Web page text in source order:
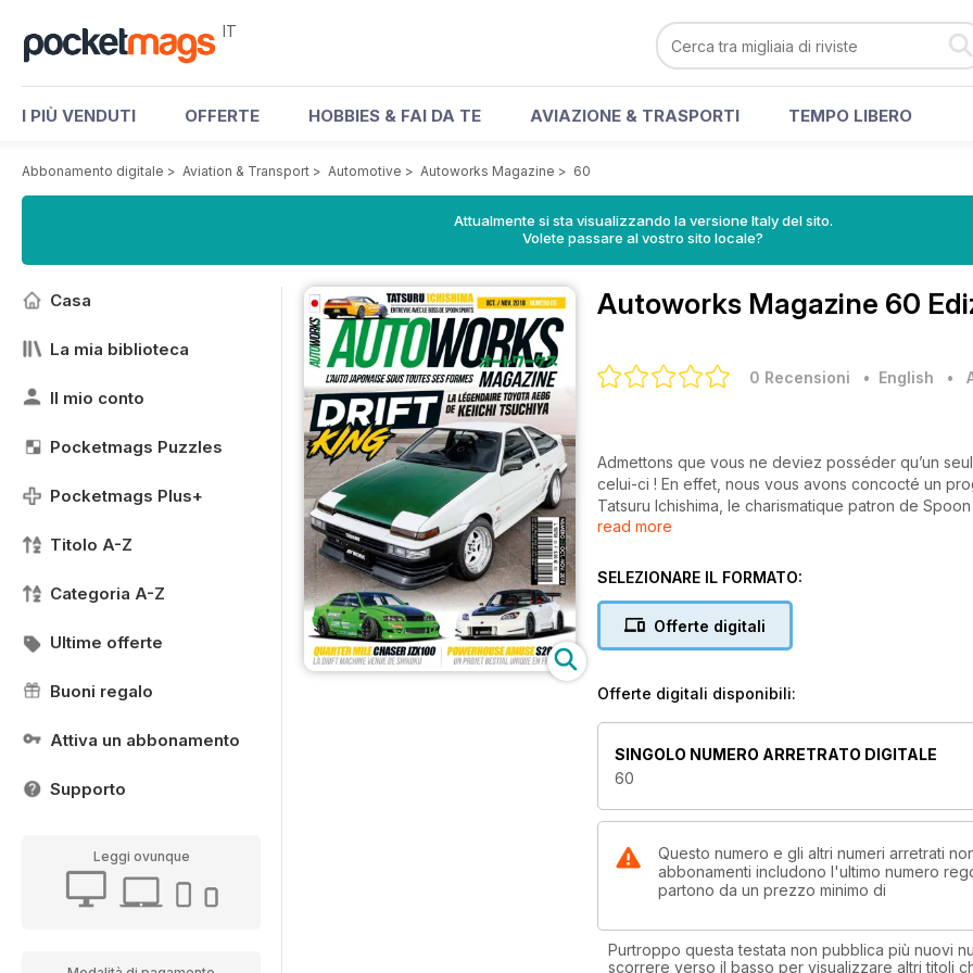
IT
I PIÙ VENDUTI OFFERTE HOBBIES & FAI DA TE AVIAZIONE & TRASPORTI TEMPO LIBERO
Abbonamento digitale > Aviation & Transport > Automotive > Autoworks Magazine > 60
Attualmente si sta visualizzando la versione Italy del sito.
Volete passare al vostro sito locale?
Casa
La mia biblioteca
Il mio conto
Pocketmags Puzzles
Pocketmags Plus+
Titolo A-Z
Categoria A-Z
Ultime offerte
Buoni regalo
Attiva un abbonamento
Supporto
Leggi ovunque
Autoworks Magazine 60
0 Recensioni • English •
Admettons que vous ne deviez posséder qu’un
celui-ci ! En effet, nous vous avons concocté un
Tatsuru Ichishima, le charismatique patron de
Honda Euro Meet. Autre légende, la bouillante
Honda S2000 kitée Amuse expatriée de Suède.
Toyota Chaser de drift et leur Honda Civic
l’AE86 Festival d’Okayama qui réunit chaque
découvrir ce que nous pensons du nouveau
Tous ces sujets, et bien d'autres encore, vous
bimestriel 100% passion voitures japonaises !
read more
SELEZIONARE IL FORMATO:
Offerte digitali
Offerte digitali disponibili:
SINGOLO NUMERO ARRETRATO DIGITALE
60
Questo numero e gli altri numeri arretrati
abbonamenti includono l'ultimo numero
partono da un prezzo minimo di
Purtroppo questa testata non pubblica più nuovi
scorrere verso il basso per visualizzare altri titoli